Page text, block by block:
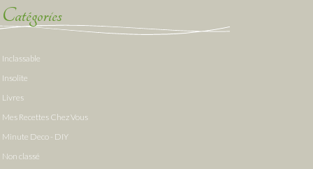
Catégories
Inclassable
Insolite
Livres
Mes Recettes Chez Vous
Minute Deco - DIY
Non classé